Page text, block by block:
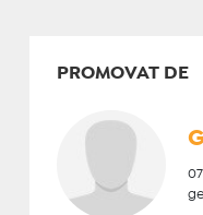
PROMOVAT DE